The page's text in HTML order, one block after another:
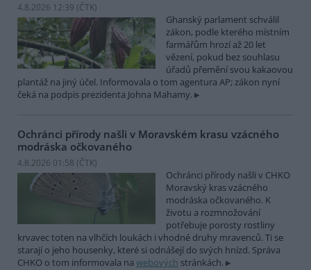
4.8.2026 12:39 (ČTK)
Ghanský parlament schválil
zákon, podle kterého místním
farmářům hrozí až 20 let
vězení, pokud bez souhlasu
úřadů přemění svou kakaovou
plantáž na jiný účel. Informovala o tom agentura AP; zákon nyní
čeká na podpis prezidenta Johna Mahamy.
Ochránci přírody našli v Moravském krasu vzácného
modráska očkovaného
4.8.2026 01:58 (ČTK)
Ochránci přírody našli v CHKO
Moravský kras vzácného
modráska očkovaného. K
životu a rozmnožování
potřebuje porosty rostliny
krvavec toten na vlhčích loukách i vhodné druhy mravenců. Ti se
starají o jeho housenky, které si odnášejí do svých hnízd. Správa
CHKO o tom informovala na webových stránkách.